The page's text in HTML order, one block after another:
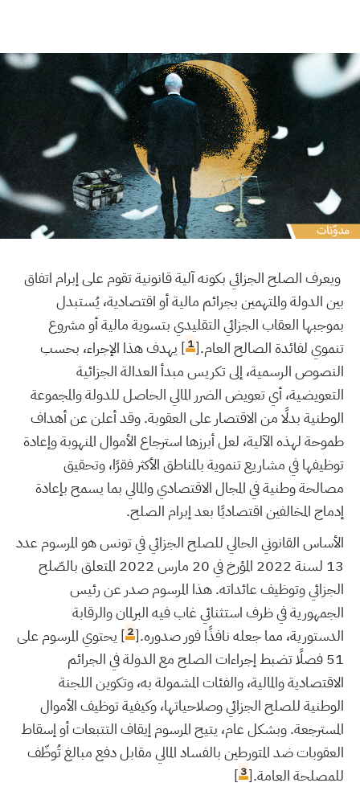
ويعرف الصلح الجزائيبكونه آلية قانونية تقوم على إبرام اتفاق
بين الدولة والمتهمين بجرائم مالية أو اقتصادية، يُستبدل
بموجبها العقاب الجزائي التقليدي بتسوية مالية أو مشروع
تنموي لفائدة الصالح العام.[1] يهدف هذا الإجراء، بحسب
النصوص الرسمية، إلى تكريس مبدأ العدالة الجزائية
التعويضية، أي تعويض الضرر المالي الحاصل للدولة والمجموعة
الوطنية بدلًا من الاقتصار على العقوبة. وقد أعلن عن أهداف
طموحة لهذه الآلية، لعل أبرزها استرجاع الأموال المنهوبة وإعادة
توظيفها في مشاريع تنموية بالمناطق الأكثر فقرًا، وتحقيق
مصالحة وطنية في المجال الاقتصادي والماليبما يسمح بإعادة
إدماج المخالفين اقتصاديًا بعد إبرام الصلح.
الأساس القانوني الحالي للصلح الجزائي في تونس هو المرسوم عدد
13 لسنة 2022 المؤرخ في 20 مارس 2022 المتعلق بالصّلح
الجزائي وتوظيف عائداته. هذا المرسوم صدر عن رئيس
الجمهورية في ظرف استثنائي غاب فيه البرلمان والرقابة
الدستورية، مما جعله نافذًا فور صدوره.[2] يحتوي المرسوم على
51 فصلًا تضبط إجراءات الصلح مع الدولة في الجرائم
الاقتصادية والمالية، والفئات المشمولة به، وتكوين اللجنة
الوطنية للصلح الجزائي وصلاحياتها، وكيفية توظيف الأموال
المسترجعة. وبشكل عام، يتيح المرسوم إيقاف التتبعات أو إسقاط
العقوبات ضد المتورطين بالفساد المالي مقابل دفع مبالغ تُوظّف
للمصلحة العامة.[3
]